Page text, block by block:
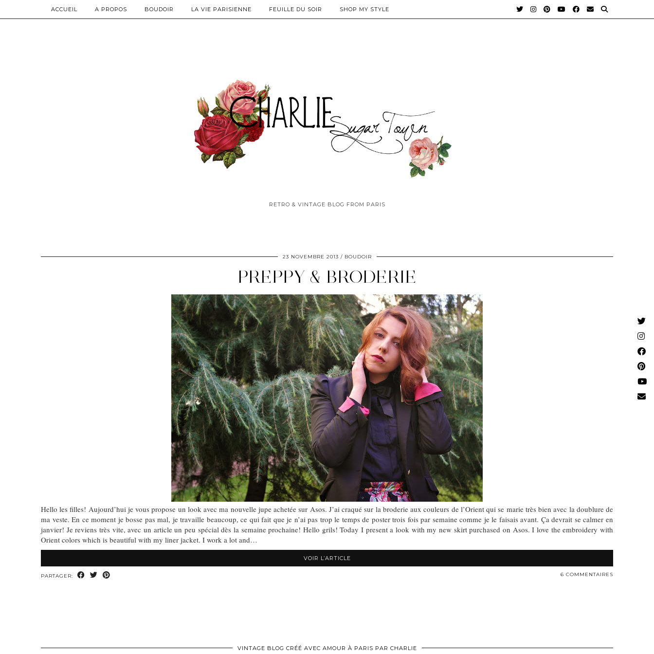
RETRO & VINTAGE BLOG FROM PARIS
ACCUEIL A PROPOS BOUDOIR LA VIE PARISIENNE FEUILLE DU SOIR SHOP MY STYLE
23 NOVEMBRE 2013 BOUDOIR
PREPPY & BRODERIE
Hello les filles! Aujourd’hui je vous propose un look avec ma nouvelle jupe achetée sur Asos. J’ai craqué sur la broderie aux couleurs de l’Orient qui se marie très bien avec la doublure de
ma veste. En ce moment je bosse pas mal, je travaille beaucoup, ce qui fait que je n’ai pas trop le temps de poster trois fois par semaine comme je le faisais avant. Ça devrait se calmer en
janvier! Je reviens très vite, avec un article un peu spécial dès la semaine prochaine! Hello grils! Today I present a look with my new skirt purchased on Asos. I love the embroidery with
Orient colors which is beautiful with my liner jacket. I work a lot and…
VOIR L’ARTICLE
PARTAGER: 6 COMMENTAIRES
VINTAGE BLOG CRÉÉ AVEC AMOUR À PARIS PAR CHARLIE